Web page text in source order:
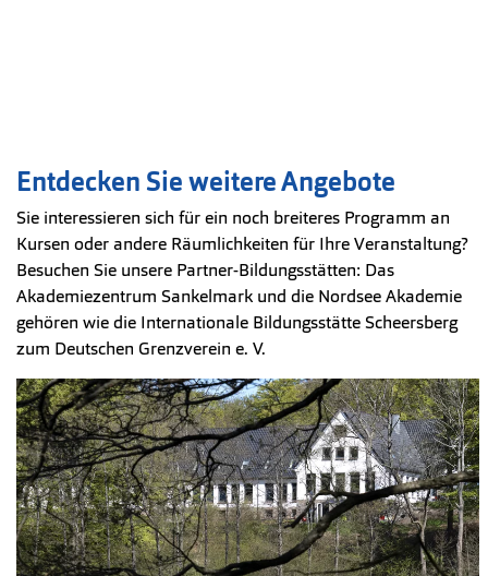
Entdecken Sie weitere Angebote
Sie interessieren sich für ein noch breiteres Programm an
Kursen oder andere Räumlichkeiten für Ihre Veranstaltung?
Besuchen Sie unsere Partner-Bildungsstätten: Das
Akademiezentrum Sankelmark und die Nordsee Akademie
gehören wie die Internationale Bildungsstätte Scheersberg
zum Deutschen Grenzverein e. V.